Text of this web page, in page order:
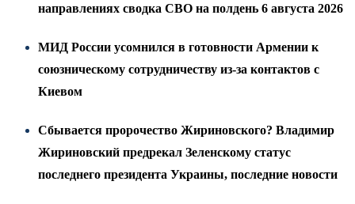
направлениях сводка СВО на полдень 6 августа 2026
МИД России усомнился в готовности Армении к
союзническому сотрудничеству из-за контактов с
Киевом
Сбывается пророчество Жириновского? Владимир
Жириновский предрекал Зеленскому статус
последнего президента Украины, последние новости